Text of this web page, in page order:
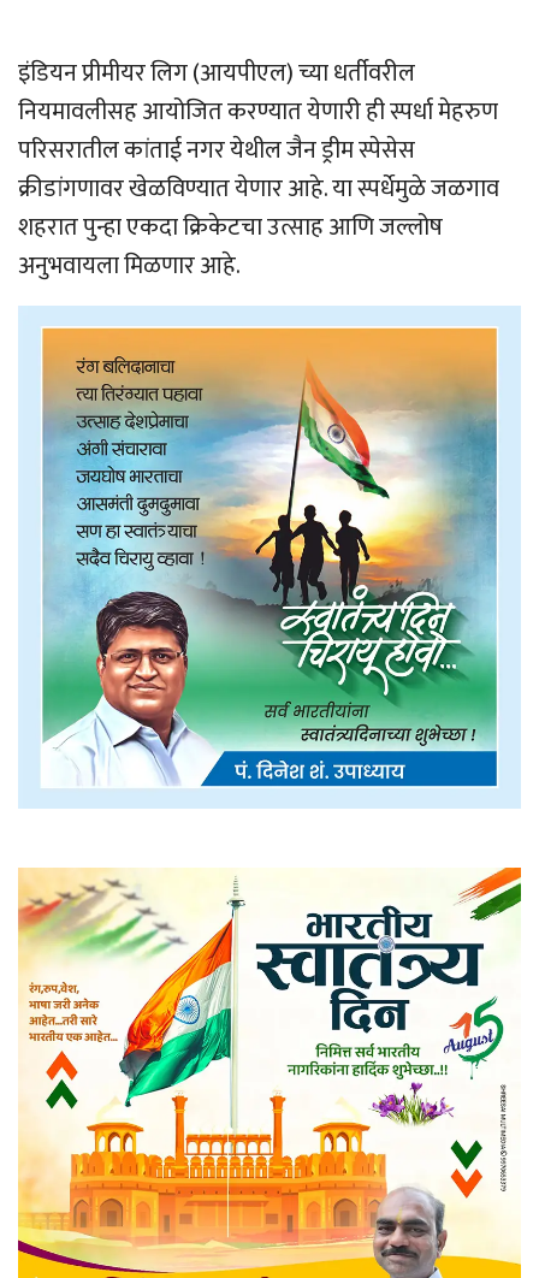
इंडियन प्रीमीयर लिग (आयपीएल) च्या धर्तीवरील
नियमावलीसह आयोजित करण्यात येणारी ही स्पर्धा मेहरुण
परिसरातील कांताई नगर येथील जैन ड्रीम स्पेसेस
क्रीडांगणावर खेळविण्यात येणार आहे. या स्पर्धेमुळे जळगाव
शहरात पुन्हा एकदा क्रिकेटचा उत्साह आणि जल्लोष
अनुभवायला मिळणार आहे.